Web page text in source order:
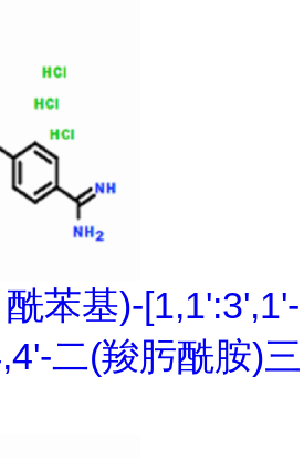
苯基)-[1,1':3',1'-
二(羧肟酰胺)三